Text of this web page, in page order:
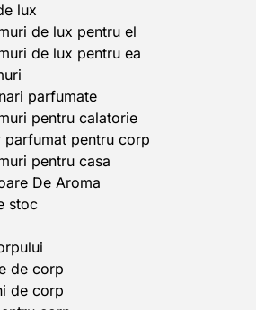
lux
de lux pentru el
de lux pentru ea
parfumate
pentru calatorie
parfumat pentru corp
pentru casa
De Aroma
stoc
de corp
de corp